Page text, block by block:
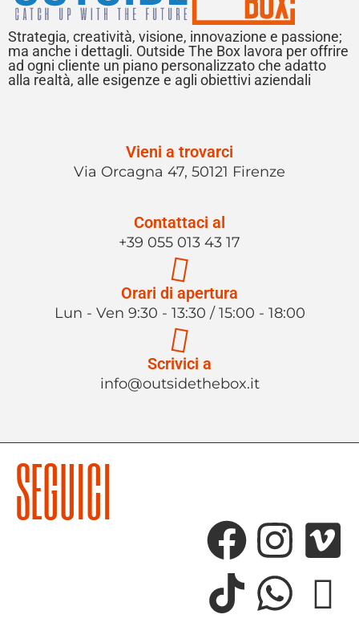
Strategia, creatività, visione, innovazione e passione;
ma anche i dettagli. Outside The Box lavora per offrire
ad ogni cliente un piano personalizzato che adatto
alla realtà, alle esigenze e agli obiettivi aziendali
Vieni a trovarci
Via Orcagna 47, 50121 Firenze
Contattaci al
+39 055 013 43 17
Orari di apertura
Lun - Ven 9:30 - 13:30 / 15:00 - 18:00
Scrivici a
info@outsidethebox.it
SEGUICI